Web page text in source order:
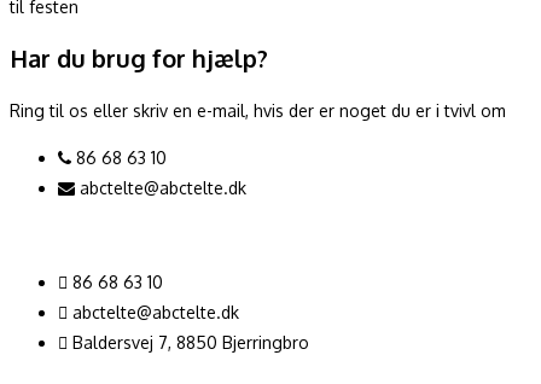
varianter.
Mulighederne
kan
varesiden
Har du brug for hjælp?
Ring til os eller skriv en e-mail, hvis der er noget du er i tvivl om
86 68 63 10
abctelte@abctelte.dk
86 68 63 10
abctelte@abctelte.dk
Baldersvej 7, 8850 Bjerringbro